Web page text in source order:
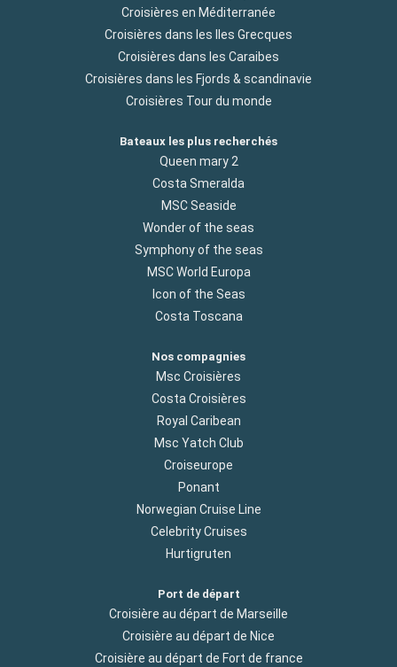
Croisières en Méditerranée
Croisières dans les Iles Grecques
Croisières dans les Caraibes
Croisières dans les Fjords & scandinavie
Croisières Tour du monde
Bateaux les plus recherchés
Queen mary 2
Costa Smeralda
MSC Seaside
Wonder of the seas
Symphony of the seas
MSC World Europa
Icon of the Seas
Costa Toscana
Nos compagnies
Msc Croisières
Costa Croisières
Royal Caribean
Msc Yatch Club
Croiseurope
Ponant
Norwegian Cruise Line
Celebrity Cruises
Hurtigruten
Port de départ
Croisière au départ de Marseille
Croisière au départ de Nice
Croisière au départ de Fort de france